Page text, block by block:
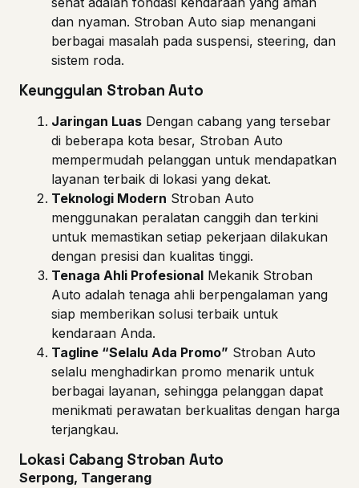
dan nyaman. Stroban Auto siap menangani
berbagai masalah pada suspensi, steering, dan
sistem roda.
Keunggulan Stroban Auto
Jaringan Luas Dengan cabang yang tersebar
di beberapa kota besar, Stroban Auto
mempermudah pelanggan untuk mendapatkan
layanan terbaik di lokasi yang dekat.
Teknologi Modern Stroban Auto
menggunakan peralatan canggih dan terkini
untuk memastikan setiap pekerjaan dilakukan
dengan presisi dan kualitas tinggi.
Tenaga Ahli Profesional Mekanik Stroban
Auto adalah tenaga ahli berpengalaman yang
siap memberikan solusi terbaik untuk
kendaraan Anda.
Tagline “Selalu Ada Promo” Stroban Auto
selalu menghadirkan promo menarik untuk
berbagai layanan, sehingga pelanggan dapat
menikmati perawatan berkualitas dengan harga
terjangkau.
Lokasi Cabang Stroban Auto
Serpong, Tangerang